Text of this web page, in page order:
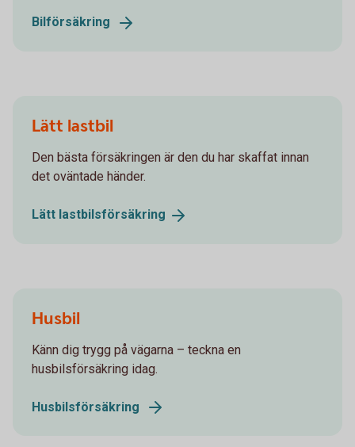
Bilförsäkring
Lätt lastbil
Den bästa försäkringen är den du har skaffat innan
det oväntade händer.
Lätt lastbilsförsäkring
Husbil
Känn dig trygg på vägarna – teckna en
husbilsförsäkring idag.
Husbilsförsäkring